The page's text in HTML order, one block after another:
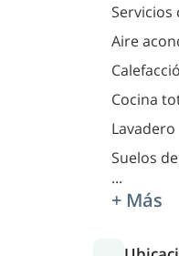
Servicios
Aire
Cocina
Lavadero
Suelos
...
+ Más